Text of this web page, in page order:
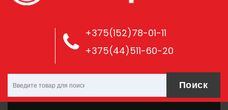
+375(152)78-01-11
+375(44)511-60-20
Поиск